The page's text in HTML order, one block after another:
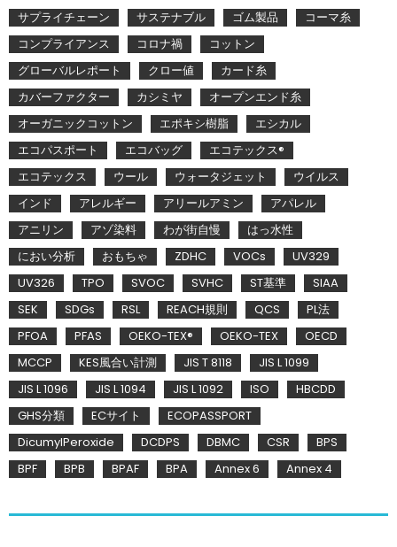
サプライチェーン サステナブル ゴム製品
コーマ糸
コンプライアンス
コロナ禍
コットン
グローバルレポート
クロー値
カード糸
カバーファクター
カシミヤ
オープンエンド糸
オーガニックコットン
エポキシ樹脂
エシカル
エコパスポート
エコバッグ
エコテックス®
エコテックス
ウール ウォータジェット
ウイルス
インド
アレルギー アリールアミン
アパレル
アニリン
アゾ染料 わが街自慢
はっ水性
におい分析
おもちゃ ZDHC VOCs
UV329
UV326
TPO SVOC SVHC ST基準
SIAA
SEK
SDGs RSL REACH規則 QCS
PL法
PFOA
PFAS OEKO-TEX® OEKO-TEX
OECD
MCCP
KES風合い計測 JIS T 8118
JIS L 1099
JIS L 1096
JIS L 1094 JIS L 1092 ISO
HBCDD
GHS分類
ECサイト
ECOPASSPORT
DicumylPeroxide
DCDPS DBMC CSR
BPS
BPF
BPB BPAF BPA Annex 6 Annex 4